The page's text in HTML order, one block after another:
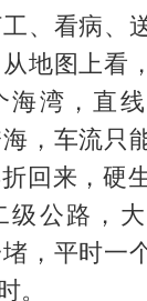
、看病、
地图上看
海湾，直
，车流只
回来，硬
级公路，
，平时一
。